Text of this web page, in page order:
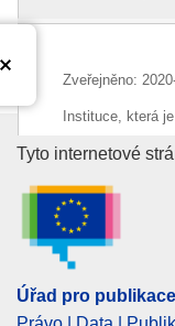
Zveřejněno:
Instituce, která
ředitelství pro
IMMC : M.10032
Úřad pro
Tyto internetové
Úřad pro